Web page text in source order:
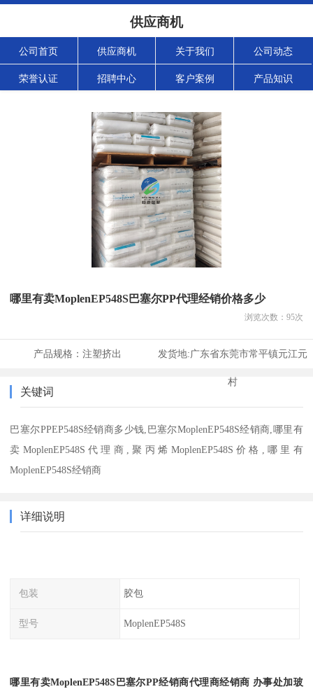
供应商机
公司首页 供应商机 关于我们 公司动态
荣誉认证 招聘中心 客户案例 产品知识
哪里有卖MoplenEP548S巴塞尔PP代理经销价格多少
浏览次数： 95次
产品规格： 注塑挤出 发货地:广东省东莞市常平镇元江元
村
关键词
巴塞尔PPEP548S经销商多少钱,巴塞尔MoplenEP548S经销商,哪里有
卖MoplenEP548S代理商,聚丙烯MoplenEP548S价格,哪里有
MoplenEP548S经销商
详细说明
包装 胶包
型号 MoplenEP548S
哪里有卖MoplenEP548S 巴塞尔PP经销商代理商经销商 办事处加玻